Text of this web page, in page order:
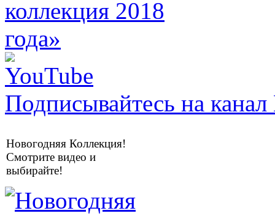
Подписывайтесь на
Новогодняя Коллекция!
Смотрите видео и
выбирайте!